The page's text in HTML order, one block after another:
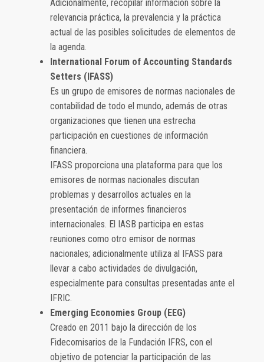
Adicionalmente, recopilar información sobre la
relevancia práctica, la prevalencia y la práctica
actual de las posibles solicitudes de elementos de
la agenda.
International Forum of Accounting Standards
Setters (IFASS)
Es un grupo de emisores de normas nacionales de
contabilidad de todo el mundo, además de otras
organizaciones que tienen una estrecha
participación en cuestiones de información
financiera.
IFASS proporciona una plataforma para que los
emisores de normas nacionales discutan
problemas y desarrollos actuales en la
presentación de informes financieros
internacionales. El IASB participa en estas
reuniones como otro emisor de normas
nacionales; adicionalmente utiliza al IFASS para
llevar a cabo actividades de divulgación,
especialmente para consultas presentadas ante el
IFRIC.
Emerging Economies Group (EEG)
Creado en 2011 bajo la dirección de los
Fidecomisarios de la Fundación IFRS, con el
objetivo de potenciar la participación de las